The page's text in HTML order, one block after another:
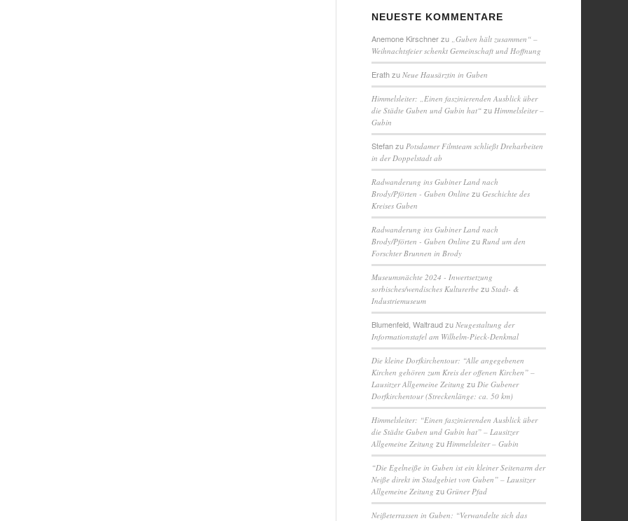
NEUESTE KOMMENTARE
Anemone Kirschnerzu „Guben hält zusammen“ –
Weihnachtsfeier schenkt Gemeinschaft und Hoffnung
ErathzuNeue Hausärztin in Guben
Himmelsleiter: „Einen faszinierenden Ausblick über
die Städte Guben und Gubin hat“ zu Himmelsleiter –
Gubin
Stefanzu Potsdamer Filmteam schließt Dreharbeiten
in der Doppelstadt ab
Radwanderung ins Gubiner Land nach
Brody/Pförten - Guben Online zuGeschichte des
Kreises Guben
Radwanderung ins Gubiner Land nach
Brody/Pförten - Guben Online zu Rund um den
Forschter Brunnen in Brody
Museumsnächte 2024 - Inwertsetzung
sorbisches/wendisches Kulturerbe zuStadt- &
Industriemuseum
Blumenfeld, WaltraudzuNeugestaltung der
Informationstafel am Wilhelm-Pieck-Denkmal
Die kleine Dorfkirchentour: “Alle angegebenen
Kirchen gehören zum Kreis der offenen Kirchen” –
Lausitzer Allgemeine Zeitung zu Die Gubener
Dorfkirchentour (Streckenlänge: ca. 50 km)
Himmelsleiter: “Einen faszinierenden Ausblick über
die Städte Guben und Gubin hat” – Lausitzer
Allgemeine Zeitung zu Himmelsleiter – Gubin
“Die Egelneiße in Guben ist ein kleiner Seitenarm der
Neiße direkt im Stadgebiet von Guben” – Lausitzer
Allgemeine Zeitung zuGrüner Pfad
Neißeterrassen in Guben: “Verwandelte sich das